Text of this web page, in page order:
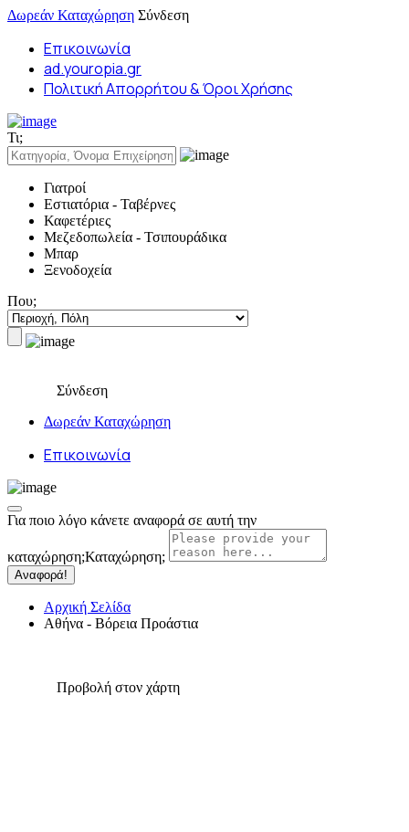
Δωρεάν Καταχώρηση Σύνδεση
Επικοινωνία
ad.youropia.gr
Πολιτική Απορρήτου & Όροι Χρήσης
Τι;
Γιατροί
Εστιατόρια - Ταβέρνες
Καφετέριες
Μεζεδοπωλεία - Τσιπουράδικα
Μπαρ
Ξενοδοχεία
Που;
Σύνδεση
Δωρεάν Καταχώρηση
Επικοινωνία
Για ποιο λόγο κάνετε αναφορά σε αυτή την
καταχώρηση;Καταχώρηση;
Αναφορά!
Αρχική Σελίδα
Αθήνα - Βόρεια Προάστια
Προβολή στον χάρτη